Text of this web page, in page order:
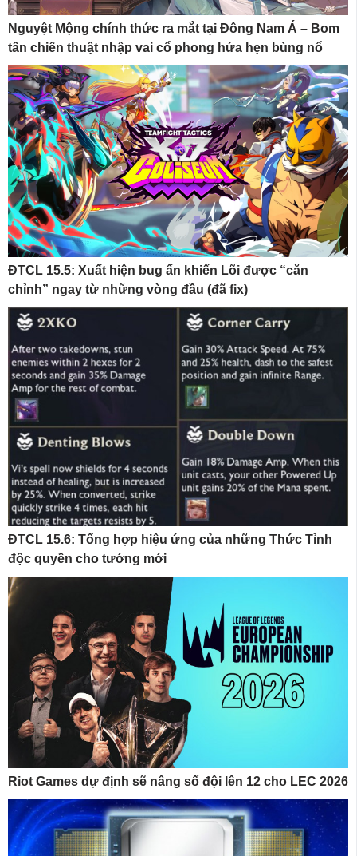
Nguyệt Mộng chính thức ra mắt tại Đông Nam Á – Bom
tấn chiến thuật nhập vai cổ phong hứa hẹn bùng nổ
ĐTCL 15.5: Xuất hiện bug ẩn khiến Lõi được “căn
chỉnh” ngay từ những vòng đầu (đã fix)
ĐTCL 15.6: Tổng hợp hiệu ứng của những Thức Tỉnh
độc quyền cho tướng mới
Riot Games dự định sẽ nâng số đội lên 12 cho LEC 2026